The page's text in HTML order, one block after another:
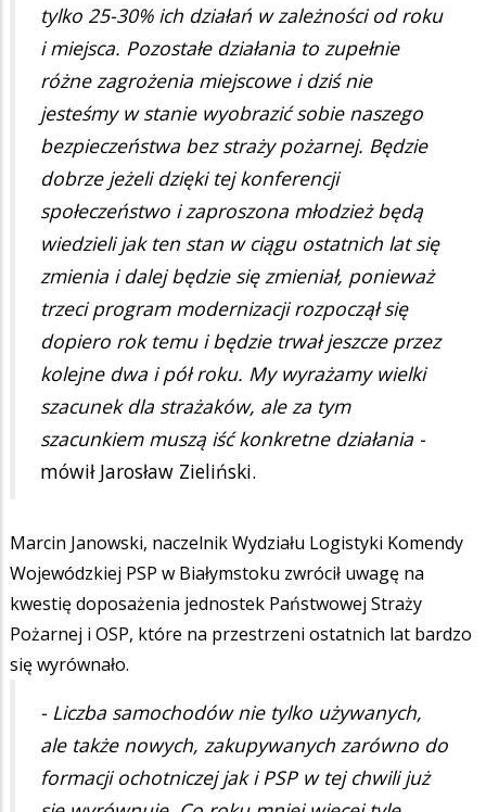
tylko 25-30% ich działań w zależności od roku
i miejsca. Pozostałe działania to zupełnie
różne zagrożenia miejscowe i dziś nie
jesteśmy w stanie wyobrazić sobie naszego
bezpieczeństwa bez straży pożarnej. Będzie
dobrze jeżeli dzięki tej konferencji
społeczeństwo i zaproszona młodzież będą
wiedzieli jak ten stan w ciągu ostatnich lat się
zmienia i dalej będzie się zmieniał, ponieważ
trzeci program modernizacji rozpoczął się
dopiero rok temu i będzie trwał jeszcze przez
kolejne dwa i pół roku. My wyrażamy wielki
szacunek dla strażaków, ale za tym
szacunkiem muszą iść konkretne działania -
mówił Jarosław Zieliński.
Marcin Janowski, naczelnik Wydziału Logistyki Komendy
Wojewódzkiej PSP w Białymstoku zwrócił uwagę na
kwestię doposażenia jednostek Państwowej Straży
Pożarnej i OSP, które na przestrzeni ostatnich lat bardzo
się wyrównało.
- Liczba samochodów nie tylko używanych,
ale także nowych, zakupywanych zarówno do
formacji ochotniczej jak i PSP w tej chwili już